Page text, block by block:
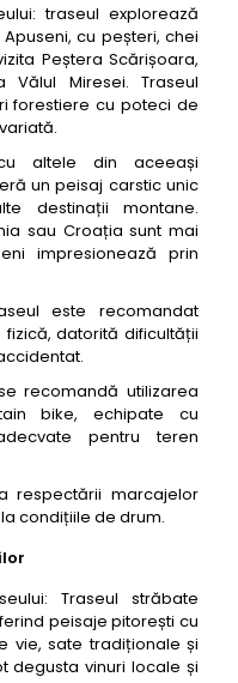
traseul explorează
cu peșteri, chei
Peștera Scărișoara,
Vălul Miresei. Traseul
forestiere cu poteci de
altele din aceeași
un peisaj carstic unic
destinații montane.
sau Croația sunt mai
impresionează prin
este recomandat
datorită dificultății
recomandă utilizarea
bike, echipate cu
pentru teren
respectării marcajelor
condițiile de drum.
Traseul străbate
peisaje pitorești cu
vie, sate tradiționale și
degusta vinuri locale și